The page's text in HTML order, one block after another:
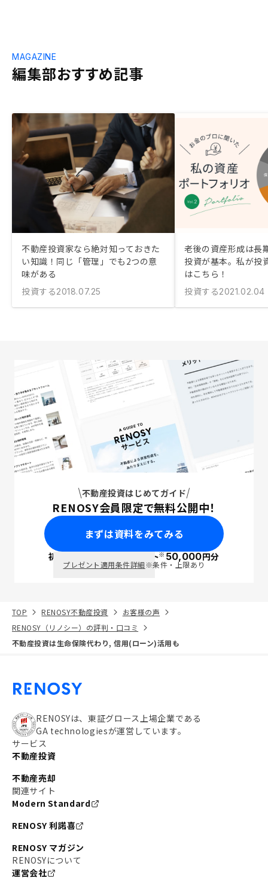
編集部おすすめ記事
MAGAZINE
不動産投資家なら絶対知っておきた
い知識！同じ「管理」でも2つの意
味がある
投資する2018.07.25
老後の資産形成は長
投資が基本。私が投
はこちら！
投資する2021.02.04
不動産投資はじめてガイド
RENOSY会員限定で無料公開中！
まずは資料をみてみる
初回面談で ポイント※50,000円分
プレゼント適用条件詳細※条件・上限あり
TOP RENOSY不動産投資
お客様の声
RENOSY（リノシー）の評判・口コミ
不動産投資は生命保険代わり, 信用(ローン)活用も
RENOSYは、東証グロース上場企業である
GA technologiesが運営しています。
サービス
不動産投資
不動産売却
関連サイト
Modern Standard
RENOSY 利諾喜
RENOSY マガジン
RENOSYについて
運営会社